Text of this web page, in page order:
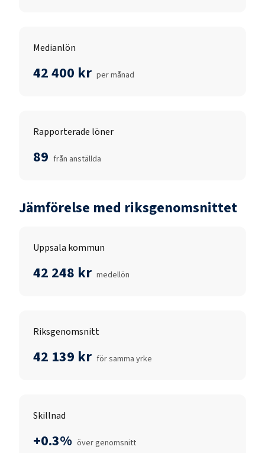
Medianlön
42 400 kr per månad
Rapporterade löner
89 från anställda
Jämförelse med riksgenomsnittet
Uppsala kommun
42 248 kr medellön
Riksgenomsnitt
42 139 kr för samma yrke
Skillnad
+0.3% över genomsnitt